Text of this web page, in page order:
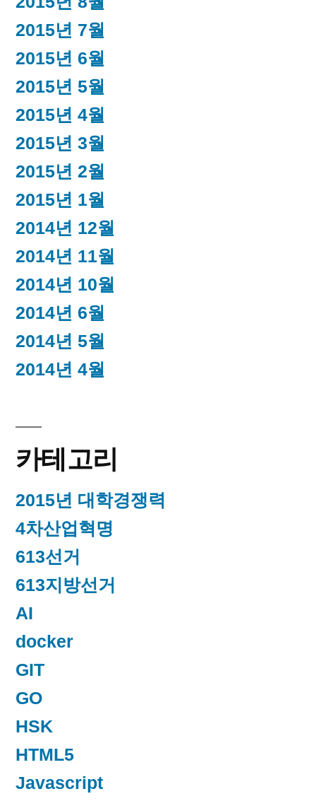
2015년 7월
2015년 6월
2015년 5월
2015년 4월
2015년 3월
2015년 2월
2015년 1월
2014년 12월
2014년 11월
2014년 10월
2014년 6월
2014년 5월
2014년 4월
카테고리
2015년 대학경쟁력
4차산업혁명
613선거
613지방선거
AI
docker
GIT
GO
HSK
HTML5
Javascript